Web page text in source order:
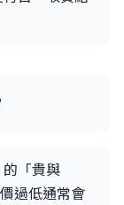
的「貴與
過低通常會